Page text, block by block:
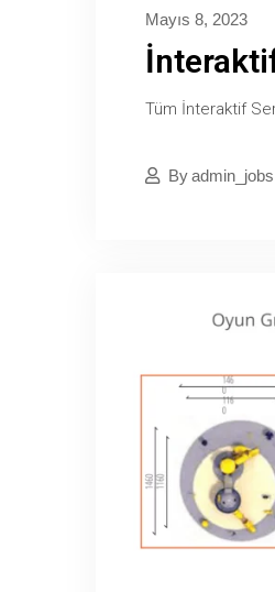
Mayıs 8, 2023
Tüm İnteraktif
ByAdmin_jobs